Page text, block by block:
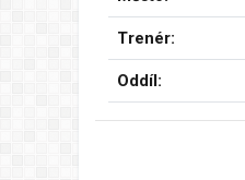
Trenér:
Oddíl: